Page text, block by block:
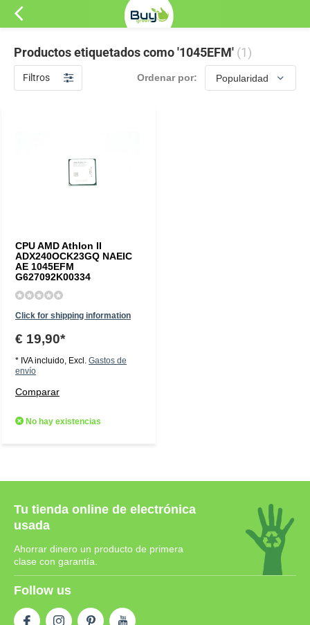
Productos etiquetados como '1045EFM' (1)
Filtros Ordenar por:
CPU AMD Athlon II
ADX240OCK23GQ NAEIC
AE 1045EFM
G627092K00334
Click for shipping information
€ 19,90*
* IVA incluido, Excl. Gastos de
envío
Comparar
No hay existencias
Tu tienda online de electrónica
usada
Ahorrar dinero un producto de primera
clase con garantía.
Follow us